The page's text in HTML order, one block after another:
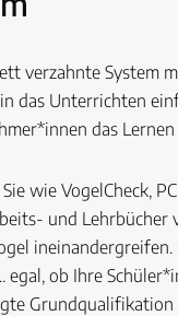
verzahnte System
das Unterrichten
das
wie VogelCheck,
und Lehrbücher
ineinandergreifen.
egal, ob Ihre
Grundqualifikation